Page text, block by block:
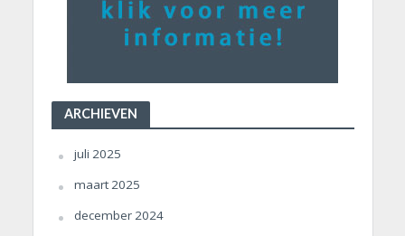
ARCHIEVEN
juli 2025
maart 2025
december 2024